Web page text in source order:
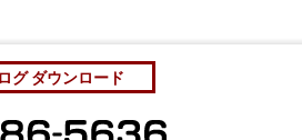
グ ダウンロード